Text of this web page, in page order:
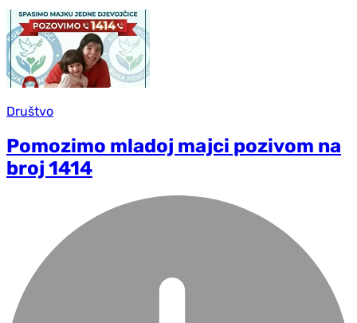
Društvo
Pomozimo mladoj majci pozivom na
broj 1414